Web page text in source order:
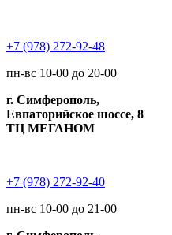
+7 (978) 272-92-48
пн-вс 10-00 до 20-00
г. Симферополь,
Евпаторийское шоссе, 8
ТЦ МЕГАНОМ
+7 (978) 272-92-40
пн-вс 10-00 до 21-00